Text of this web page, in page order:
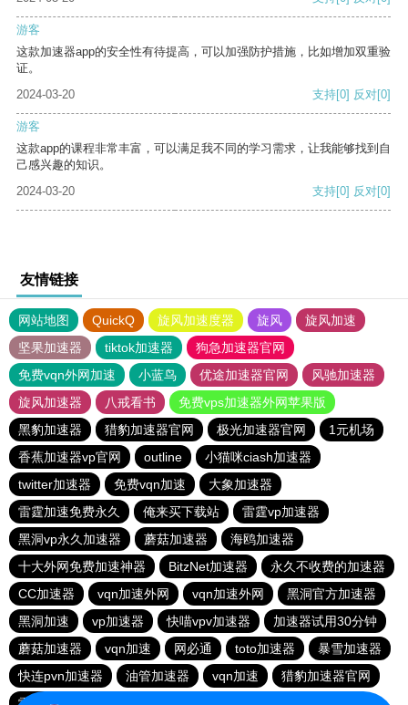
游客
这款加速器app的安全性有待提高，可以加强防护措施，比如增加双重验
证。
2024-03-20
支持[0] 反对[0]
游客
这款app的课程非常丰富，可以满足我不同的学习需求，让我能够找到自
己感兴趣的知识。
2024-03-20
支持[0] 反对[0]
友情链接
网站地图 QuickQ 旋风加速度器 旋风
旋风加速
坚果加速器
tiktok加速器
狗急加速器官网
免费vqn外网加速
小蓝鸟 优途加速器官网
风驰加速器
旋风加速器
八戒看书
免费vps加速器外网苹果版
黑豹加速器
猎豹加速器官网 极光加速器官网
1元机场
香蕉加速器vp官网
outline
小猫咪ciash加速器
twitter加速器
免费vqn加速
大象加速器
雷霆加速免费永久
俺来买下载站
雷霆vp加速器
黑洞vp永久加速器
蘑菇加速器
海鸥加速器
十大外网免费加速神器
BitzNet加速器
永久不收费的加速器
CC加速器
vqn加速外网 vqn加速外网
黑洞官方加速器
黑洞加速
vp加速器 快喵vpv加速器
加速器试用30分钟
蘑菇加速器
vqn加速 网必通 toto加速器
暴雪加速器
快连pvn加速器
油管加速器 vqn加速
猎豹加速器官网